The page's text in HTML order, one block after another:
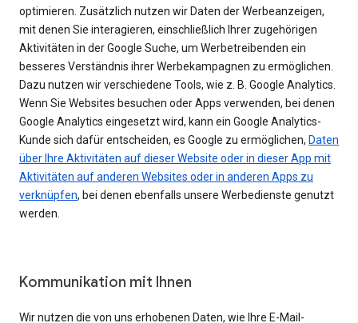
optimieren. Zusätzlich nutzen wir Daten der Werbeanzeigen,
mit denen Sie interagieren, einschließlich Ihrer zugehörigen
Aktivitäten in der Google Suche, um Werbetreibenden ein
besseres Verständnis ihrer Werbekampagnen zu ermöglichen.
Dazu nutzen wir verschiedene Tools, wie z. B. Google Analytics.
Wenn Sie Websites besuchen oder Apps verwenden, bei denen
Google Analytics eingesetzt wird, kann ein Google Analytics-
Kunde sich dafür entscheiden, es Google zu ermöglichen, Daten
über Ihre Aktivitäten auf dieser Website oder in dieser App mit
Aktivitäten auf anderen Websites oder in anderen Apps zu
verknüpfen, bei denen ebenfalls unsere Werbedienste genutzt
werden.
Kommunikation mit Ihnen
Wir nutzen die von uns erhobenen Daten, wie Ihre E-Mail-